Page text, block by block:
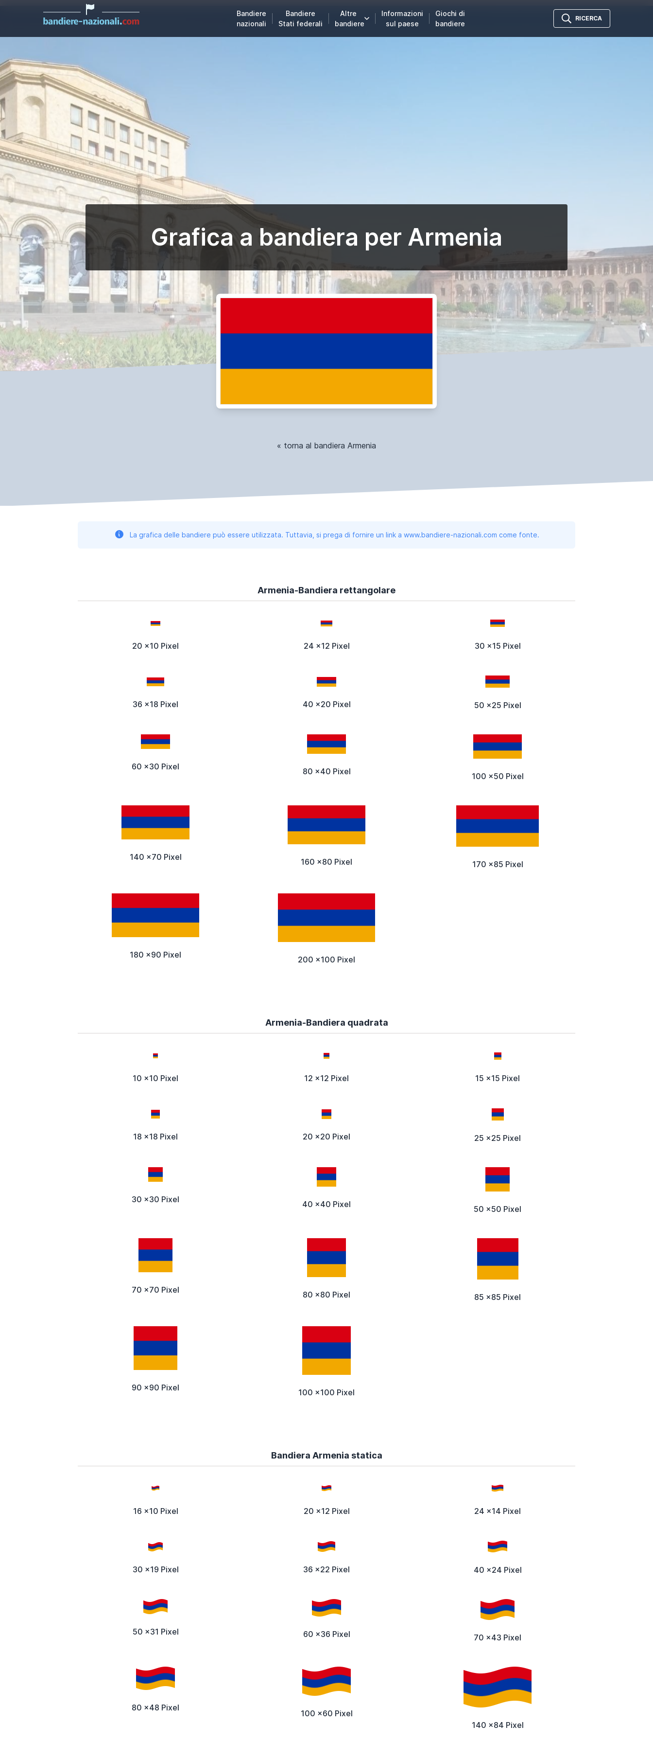
Bandiere
nazionali
Bandiere
Stati federali
Altre
bandiere
Informazioni
sul paese
Giochi di
bandiere
RICERCA
Grafica a bandiera per Armenia
« torna al bandiera Armenia
La grafica delle bandiere può essere utilizzata. Tuttavia, si prega di fornire un link a www.bandiere-nazionali.com come fonte.
Armenia-Bandiera rettangolare
20 x10 Pixel 24 x12 Pixel 30 x15 Pixel
36 x18 Pixel 40 x20 Pixel 50 x25 Pixel
60 x30 Pixel 80 x40 Pixel 100 x50 Pixel
140 x70 Pixel 160 x80 Pixel 170 x85 Pixel
180 x90 Pixel 200 x100 Pixel
Armenia-Bandiera quadrata
10 x10 Pixel 12 x12 Pixel 15 x15 Pixel
18 x18 Pixel 20 x20 Pixel 25 x25 Pixel
30 x30 Pixel 40 x40 Pixel 50 x50 Pixel
70 x70 Pixel 80 x80 Pixel 85 x85 Pixel
90 x90 Pixel 100 x100 Pixel
Bandiera Armenia statica
16 x10 Pixel 20 x12 Pixel 24 x14 Pixel
30 x19 Pixel 36 x22 Pixel 40 x24 Pixel
50 x31 Pixel 60 x36 Pixel 70 x43 Pixel
80 x48 Pixel
100 x60 Pixel
140 x84 Pixel